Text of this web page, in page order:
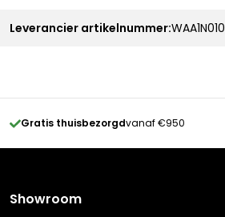
Leverancier artikelnummer:WAA1N010
Gratis thuisbezorgdvanaf €950
Showroom